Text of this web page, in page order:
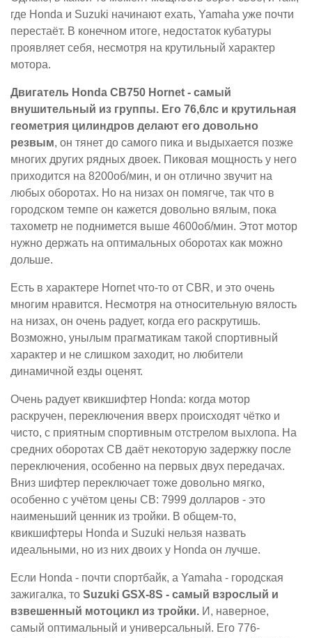
где Honda и Suzuki начинают ехать, Yamaha уже почти
перестаёт. В конечном итоге, недостаток кубатуры
проявляет себя, несмотря на крутильный характер
мотора.
Двигатель Honda CB750 Hornet - самый
внушительный из группы. Его 76,6лс и крутильная
геометрия цилиндров делают его довольно
резвым, он тянет до самого пика и выдыхается позже
многих других рядных двоек. Пиковая мощность у него
приходится на 8200об/мин, и он отлично звучит на
любых оборотах. Но на низах он помягче, так что в
городском темпе он кажется довольно вялым, пока
тахометр не поднимется выше 4600об/мин. Этот мотор
нужно держать на оптимальных оборотах как можно
дольше.
Есть в характере Hornet что-то от CBR, и это очень
многим нравится. Несмотря на относительную вялость
на низах, он очень радует, когда его раскрутишь.
Возможно, унылым прагматикам такой спортивный
характер и не слишком заходит, но любители
динамичной езды оценят.
Очень радует квикшифтер Honda: когда мотор
раскручен, переключения вверх происходят чётко и
чисто, с приятным спортивным отстрелом выхлопа. На
средних оборотах CB даёт некоторую задержку после
переключения, особенно на первых двух передачах.
Вниз шифтер переключает тоже довольно мягко,
особенно с учётом цены CB: 7999 долларов - это
наименьший ценник из тройки. В общем-то,
квикшифтеры Honda и Suzuki нельзя назвать
идеальными, но из них двоих у Honda он лучше.
Если Honda - почти спортбайк, а Yamaha - городская
зажигалка, то Suzuki GSX-8S - самый взрослый и
взвешенный мотоцикл из тройки. И, наверное,
самый оптимальный и универсальный. Его 776-